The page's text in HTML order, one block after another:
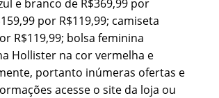
e branco de R$369,99 por
por R$119,99; camiseta
R$119,99; bolsa feminina
Hollister na cor vermelha e
portanto inúmeras ofertas e
acesse o site da loja ou